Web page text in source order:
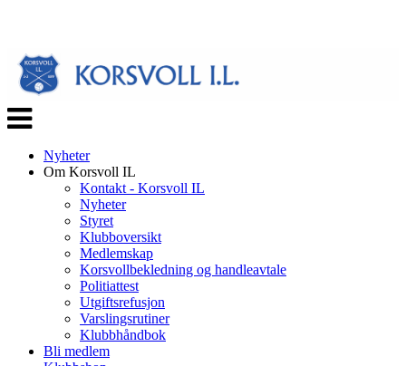
Veksle
navigasjon
Nyheter
Om Korsvoll IL
Kontakt - Korsvoll IL
Nyheter
Styret
Klubboversikt
Medlemskap
Korsvollbekledning og handleavtale
Politiattest
Utgiftsrefusjon
Varslingsrutiner
Klubbhåndbok
Bli medlem